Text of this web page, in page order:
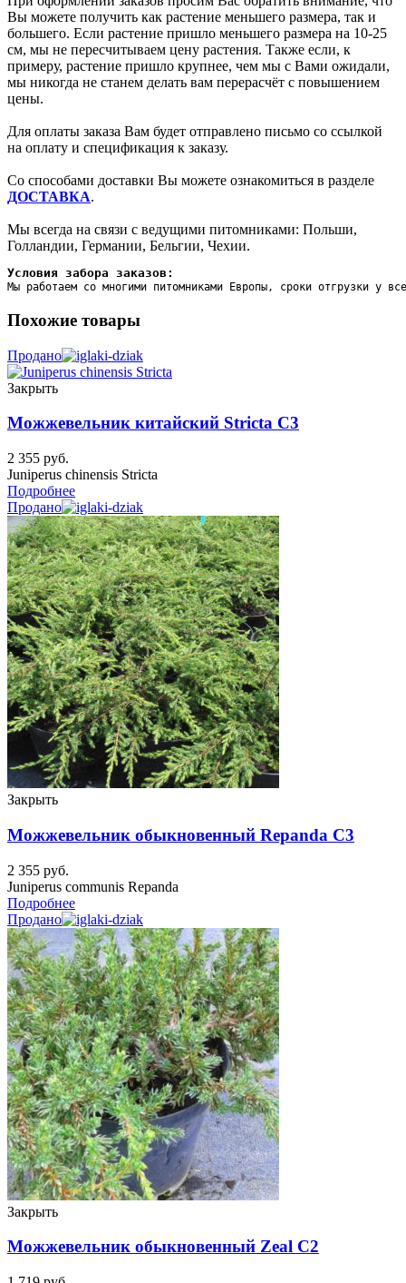
Вы можете получить как растение меньшего размера, так и
большего. Если растение пришло меньшего размера на 10-25
см, мы не пересчитываем цену растения. Также если, к
примеру, растение пришло крупнее, чем мы с Вами ожидали,
мы никогда не станем делать вам перерасчёт с повышением
цены.
Для оплаты заказа Вам будет отправлено письмо со ссылкой
на оплату и спецификация к заказу.
Со способами доставки Вы можете ознакомиться в разделе
ДОСТАВКА.
Мы всегда на связи с ведущими питомниками: Польши,
Голландии, Германии, Бельгии, Чехии.
Условия забора заказов:
Мы работаем со многими питомниками Европы, сроки отгрузки у
Похожие товары
Продано
Закрыть
Можжевельник китайский Stricta C3
2 355 руб.
Juniperus chinensis Stricta
Подробнее
Продано
Закрыть
Можжевельник обыкновенный Repanda C3
2 355 руб.
Juniperus communis Repanda
Подробнее
Продано
Закрыть
Можжевельник обыкновенный Zeal C2